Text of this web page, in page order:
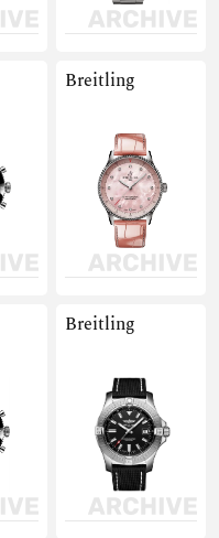
Breitling
Breitling